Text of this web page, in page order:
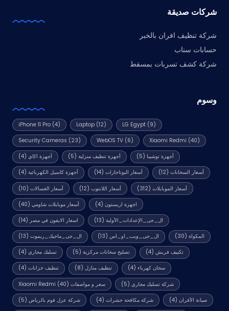
شركات صديقة
شركة تنظيف افران بالخبر
حسابات سناب
شركة كشف تسربات بمسقط
وسوم
iPhone 11 Pro (4) Laptop(12) LG Egypt(9)
Security Cameras (23) WebOS TV(6) Xiaomi Redmi (40)
أجهزة اكاي(4) أجهزة تنظيف منزلية (5) أجهزة توشيبا (5)
أجهزة كاسيل الكهربائية(4) أسعار البوتاجازات (14) أسعار السخانات (12)
أسعار الغسالات(10) أسعار اللابتوب (12) أسعار الموبايلات (312)
أسعار موبايلات شاومي(40) اجهزة اريستون (4)
اسعار الايفون في مصر (14) ال_جى_الإعدادات_الأولية (13)
ال_جى_ماجيك_ريموت(13) ال_جى_ويب_او_اس (13) المكواة (30)
تسليك مجاري(4) تصليح سخانات مركزية (5) تكييف فريش (4)
تنظيف خزانات(4) تنظيف منازل (8) سخان كهرباء (4)
سعر و مواصفات Xiaomi Redmi (40) شركة تسليك مجاري (5)
شركة عزل فوم بالرياض(5) شركة مكافحة حشرات (4) صيانة الأفران (4)